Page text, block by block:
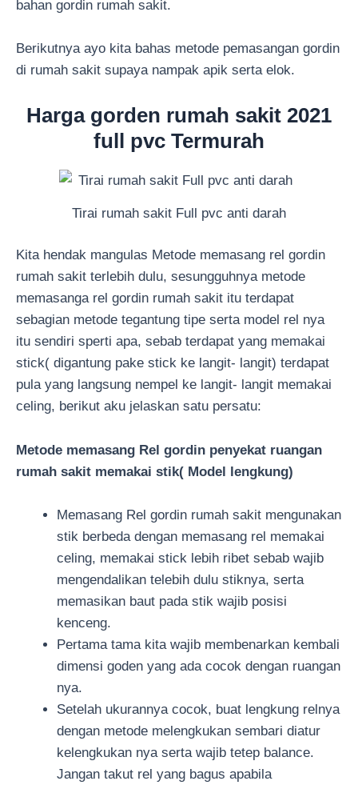
bahan gordin rumah sakit.
Berikutnya ayo kita bahas metode pemasangan gordin
di rumah sakit supaya nampak apik serta elok.
Harga gorden rumah sakit 2021
full pvc Termurah
Tirai rumah sakit Full pvc anti darah
Kita hendak mangulas Metode memasang rel gordin
rumah sakit terlebih dulu, sesungguhnya metode
memasanga rel gordin rumah sakit itu terdapat
sebagian metode tegantung tipe serta model rel nya
itu sendiri sperti apa, sebab terdapat yang memakai
stick( digantung pake stick ke langit- langit) terdapat
pula yang langsung nempel ke langit- langit memakai
celing, berikut aku jelaskan satu persatu:
Metode memasang Rel gordin penyekat ruangan
rumah sakit memakai stik( Model lengkung)
Memasang Rel gordin rumah sakit mengunakan
stik berbeda dengan memasang rel memakai
celing, memakai stick lebih ribet sebab wajib
mengendalikan telebih dulu stiknya, serta
memasikan baut pada stik wajib posisi
kenceng.
Pertama tama kita wajib membenarkan kembali
dimensi goden yang ada cocok dengan ruangan
nya.
Setelah ukurannya cocok, buat lengkung relnya
dengan metode melengkukan sembari diatur
kelengkukan nya serta wajib tetep balance.
Jangan takut rel yang bagus apabila